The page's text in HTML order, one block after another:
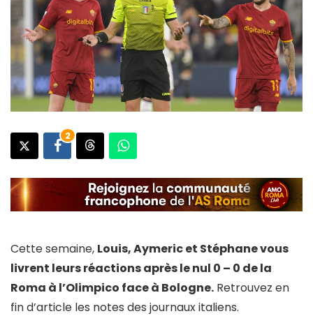
2
Cette semaine, Louis, Aymeric et Stéphane vous
livrent leurs réactions après le nul 0 – 0 de la
Roma à l’Olimpico face à Bologne. Retrouvez en
fin d’article les notes des journaux italiens.